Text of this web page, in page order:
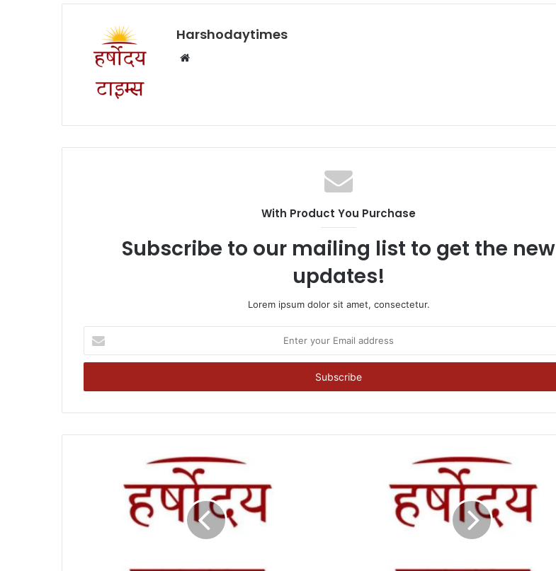
Harshodaytimes
Website
With Product You Purchase
Subscribe to our mailing list to get the new
updates!
Lorem ipsum dolor sit amet, consectetur.
your
Email